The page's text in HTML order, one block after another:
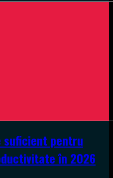
suficient pentru
în 2026